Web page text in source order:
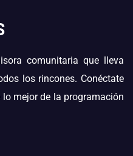
comunitaria que lleva
los rincones. Conéctate
mejor de la programación